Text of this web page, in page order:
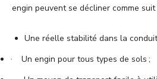
engin peuvent se décliner comme suit
Une réelle stabilité dans la
· Un engin pour tous types de sols ;